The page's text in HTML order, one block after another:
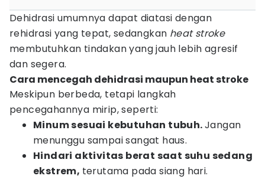
Dehidrasi umumnya dapat diatasi dengan
rehidrasi yang tepat, sedangkan heat stroke
membutuhkan tindakan yang jauh lebih agresif
dan segera.
Cara mencegah dehidrasi maupun heat stroke
Meskipun berbeda, tetapi langkah
pencegahannya mirip, seperti:
Minum sesuai kebutuhan tubuh.Jangan
menunggu sampai sangat haus.
Hindari aktivitas berat saat suhu sedang
ekstrem, terutama pada siang hari.